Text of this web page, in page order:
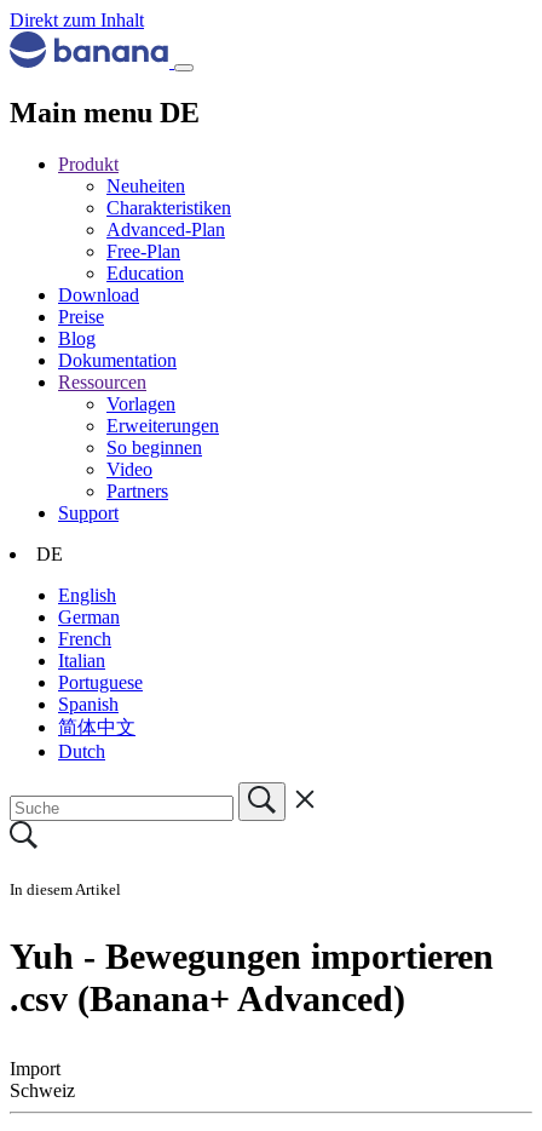
Direkt zum Inhalt
Main menu DE
Produkt
Neuheiten
Charakteristiken
Advanced-Plan
Free-Plan
Education
Download
Preise
Blog
Dokumentation
Ressourcen
Vorlagen
Erweiterungen
So beginnen
Video
Partners
Support
DE
English
German
French
Italian
Portuguese
Spanish
简体中文
Dutch
In diesem Artikel
Yuh - Bewegungen importieren
.csv (Banana+ Advanced)
Import
Schweiz